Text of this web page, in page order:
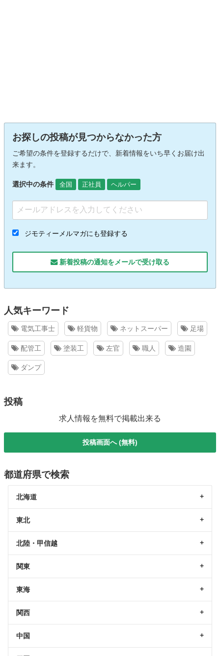
お探しの投稿が見つからなかった方
ご希望の条件を登録するだけで、新着情報をいち早くお届け出
来ます。
選択中の条件 全国 正社員 ヘルパー
ジモティーメルマガにも登録する
新着投稿の通知をメールで受け取る
人気キーワード
電気工事士 軽貨物 ネットスーパー 足場
配管工 塗装工 左官 職人 造園
ダンプ
投稿
求人情報を無料で掲載出来る
投稿画面へ (無料)
都道府県で検索
北海道
東北
北陸・甲信越
関東
東海
関西
中国